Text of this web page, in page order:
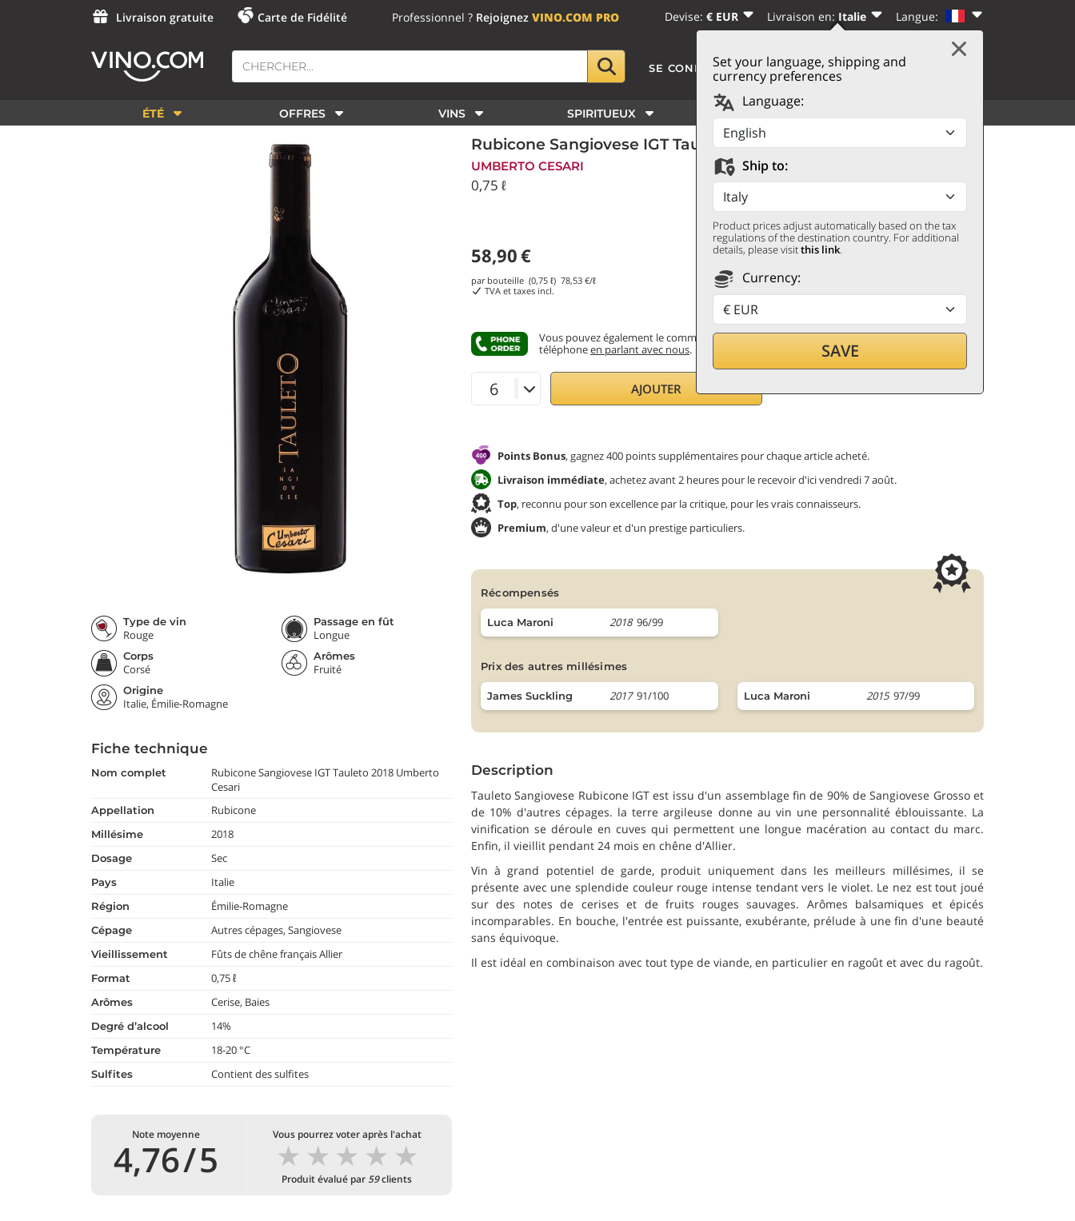
Livraison gratuite Carte de Fidélité Professionnel ? RejoignezVINO.COM PRO Devise: € EUR Livraison en: Italie Langue:
Set your language, shipping and
currency preferences
Language:
Ship to:
Product prices adjust automatically based on the tax
regulations of the destination country. For additional
details, please visitthis link.
Currency:
SAVE
SE CONNECTER | S’INSCRIRE PANIER
ÉTÉ OFFRES VINS SPIRITUEUX AUTRES
Type de vin
Rouge
Passage en fût
Longue
Corps
Corsé
Arômes
Fruité
Origine
Italie, Émilie-Romagne
Fiche technique
nom complet
Rubicone Sangiovese IGT Tauleto 2018 Umberto
Cesari
appellation Rubicone
millésime 2018
dosage Sec
pays Italie
région Émilie-Romagne
cépage Autres cépages, Sangiovese
vieillissement Fûts de chêne français Allier
format 0,75 ℓ
arômes Cerise, Baies
degré d’alcool 14%
température 18-20 °C
Sulfites Contient des sulfites
Note moyenne
4,76/5
Vous pourrez voter après l'achat
★
★
★
★
★
Produit évalué par 59clients
Rubicone Sangiovese IGT Tauleto 2018 Umberto Cesari
UMBERTO CESARI
0,75 ℓ
58,90€
par bouteille (0,75 ℓ) 78,53 €/ℓ
TVA et taxes incl.
Vous pouvez également le commander par
téléphoneen parlant avec nous.
AJOUTER
Points Bonus, gagnez 400 points supplémentaires pour chaque article acheté.
Livraison immédiate, achetez avant 2 heures pour le recevoir d'ici vendredi 7 août.
Top, reconnu pour son excellence par la critique, pour les vrais connaisseurs.
Premium, d'une valeur et d'un prestige particuliers.
récompensés
Luca Maroni 2018 96/99
prix des autres millésimes
James Suckling 2017 91/100 Luca Maroni 2015 97/99
Description
Tauleto Sangiovese Rubicone IGT est issu d'un assemblage fin de 90% de Sangiovese Grosso et
de 10% d'autres cépages. la terre argileuse donne au vin une personnalité éblouissante. La
vinification se déroule en cuves qui permettent une longue macération au contact du marc.
Enfin, il vieillit pendant 24 mois en chêne d'Allier.
Vin à grand potentiel de garde, produit uniquement dans les meilleurs millésimes, il se
présente avec une splendide couleur rouge intense tendant vers le violet. Le nez est tout joué
sur des notes de cerises et de fruits rouges sauvages. Arômes balsamiques et épicés
incomparables. En bouche, l'entrée est puissante, exubérante, prélude à une fin d'une beauté
sans équivoque.
Il est idéal en combinaison avec tout type de viande, en particulier en ragoût et avec du ragoût.